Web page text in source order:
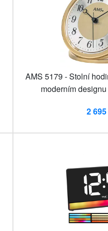
AMS 5179 - Stolní
moderním
2